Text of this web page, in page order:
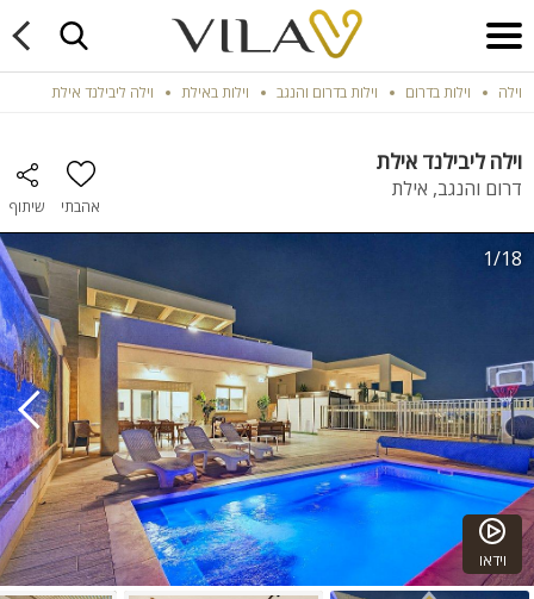
וילה וילות בדרום וילות בדרום והנגב וילות באילת וילה ליבילנד אילת
וילה ליבילנד אילת
דרום והנגב, אילת
אהבתי שיתוף
וידאו
1/18